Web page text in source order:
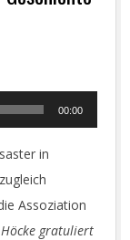
00:00
in
Assoziation
Höcke gratuliert